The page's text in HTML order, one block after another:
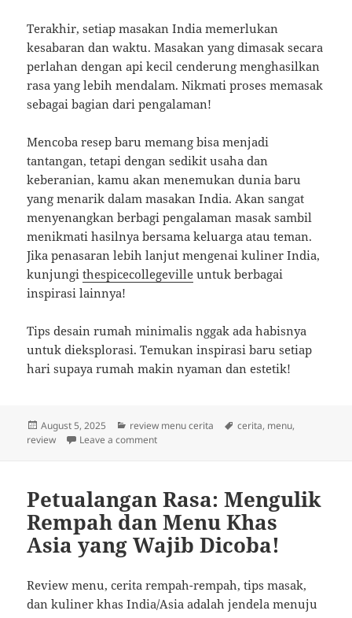
Terakhir, setiap masakan India memerlukan
kesabaran dan waktu. Masakan yang dimasak secara
perlahan dengan api kecil cenderung menghasilkan
rasa yang lebih mendalam. Nikmati proses memasak
sebagai bagian dari pengalaman!
Mencoba resep baru memang bisa menjadi
tantangan, tetapi dengan sedikit usaha dan
keberanian, kamu akan menemukan dunia baru
yang menarik dalam masakan India. Akan sangat
menyenangkan berbagi pengalaman masak sambil
menikmati hasilnya bersama keluarga atau teman.
Jika penasaran lebih lanjut mengenai kuliner India,
kunjungithespicecollegeville untuk berbagai
inspirasi lainnya!
Tips desain rumah minimalis nggak ada habisnya
untuk dieksplorasi. Temukan inspirasi baru setiap
hari supaya rumah makin nyaman dan estetik!
Posted
on
August 5, 2025 Categories
review menu cerita Tags
cerita, menu,
review
Leave a commenton Menggugah Selera: Menyelami
Petualangan Rasa: Mengulik
Rempah dan Menu Khas
Asia yang Wajib Dicoba!
Review menu, cerita rempah-rempah, tips masak,
dan kuliner khas India/Asia adalah jendela menuju